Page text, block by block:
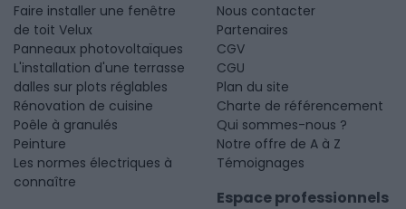
Faire installer une fenêtre
de toit Velux
Panneaux photovoltaïques
L'installation d'une terrasse
dalles sur plots réglables
Rénovation de cuisine
Poêle à granulés
Peinture
Les normes électriques à
connaître
Nous contacter
Partenaires
CGV
CGU
Plan du site
Charte de référencement
Qui sommes-nous ?
Notre offre de A à Z
Témoignages
Espace professionnels